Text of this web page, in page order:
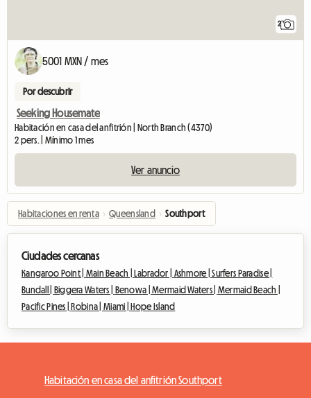
2
5001 MXN / mes
Por descubrir
Seeking Housemate
Habitación en casa del anfitrión | North Branch (4370)
2 pers. | Mínimo 1 mes
Ver anuncio
Habitaciones en renta › Queensland › Southport
Ciudades cercanas
Kangaroo Point | Main Beach |Labrador | Ashmore |Surfers Paradise |
Bundall | Biggera Waters | Benowa |Mermaid Waters | Mermaid Beach |
Pacific Pines |Robina |Miami |Hope Island
Habitación en casa del anfitrión Southport